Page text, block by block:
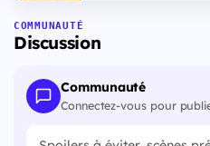
COMMUNAUTÉ
Discussion
Communauté
Connectez-vous pour